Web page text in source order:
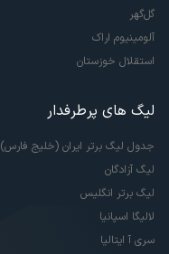
گل‌گهر
آلومینیوم اراک
استقلال خوزستان
لیگ های پرطرفدار
جدول لیگ برتر ایران (خلیج فارس)
لیگ آزادگان
لیگ برتر انگلیس
لالیگا اسپانیا
سری آ ایتالیا